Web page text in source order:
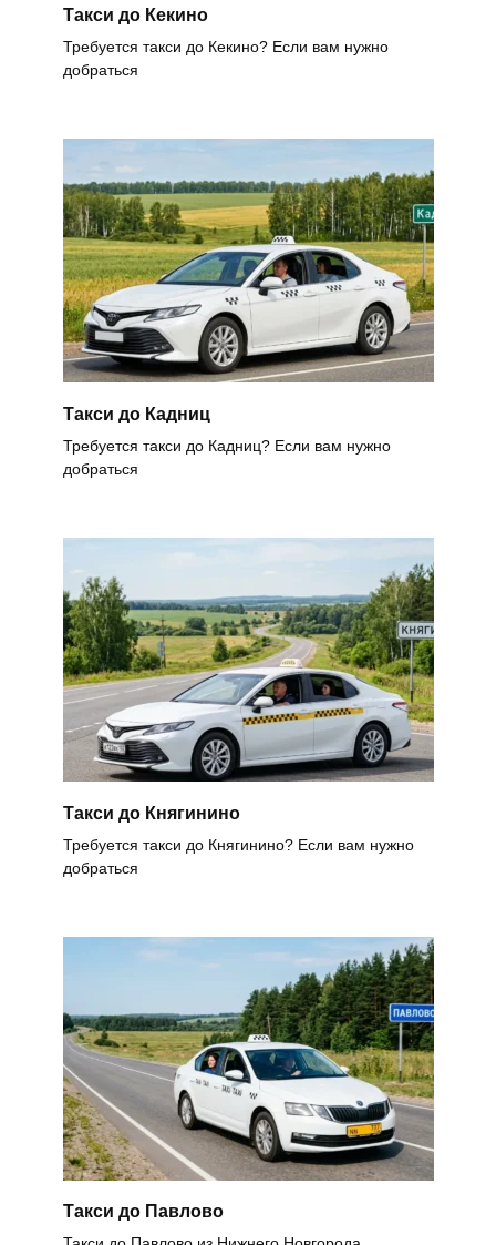
Такси до Кекино
Требуется такси до Кекино? Если вам нужно
добраться
Такси до Кадниц
Требуется такси до Кадниц? Если вам нужно
добраться
Такси до Княгинино
Требуется такси до Княгинино? Если вам нужно
добраться
Такси до Павлово